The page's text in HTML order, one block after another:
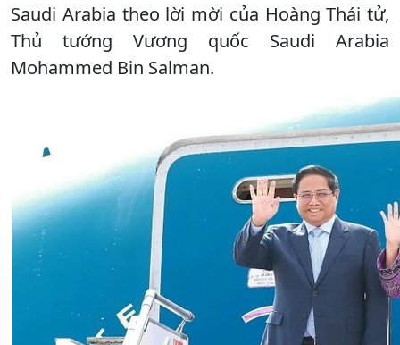
Saudi Arabia theo lời mời của Hoàng Thái tử,
Thủ tướng Vương quốc Saudi Arabia
Mohammed Bin Salman.